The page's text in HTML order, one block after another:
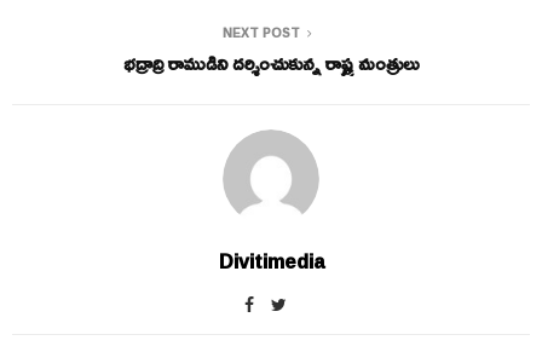
NEXT POST
భద్రాద్రి రాముడిని దర్శించుకున్న రాష్ట్ర మంత్రులు
Divitimedia